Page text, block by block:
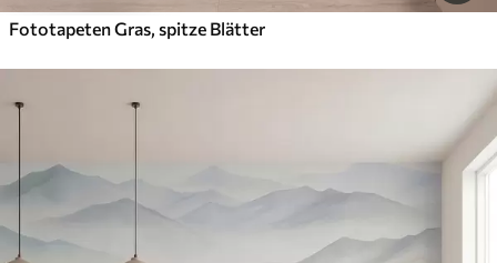
Fototapeten Gras, spitze Blätter